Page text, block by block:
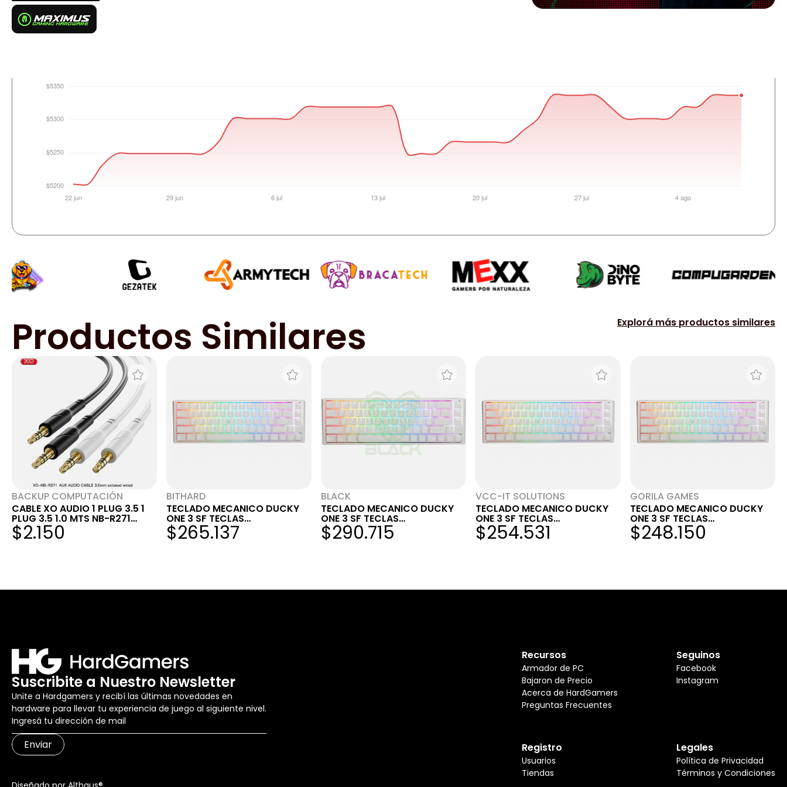
Productos Similares Explorá más productos similares
BACKUP COMPUTACIÓN
CABLE XO AUDIO 1 PLUG 3.5 1
PLUG 3.5 1.0 MTS NB-R271
NEGRO
$2.150
BITHARD
TECLADO MECANICO DUCKY
ONE 3 SF TECLAS
BLANCASINTERRUPTOR NEGRO
INGLES PBT DOBLE DISPARO SIN
$265.137
BLACK
TECLADO MECANICO DUCKY
ONE 3 SF TECLAS
BLANCASINTERRUPTOR NEGRO
INGLES PBT DOBLE DISPARO SIN
$290.715
VCC-IT SOLUTIONS
TECLADO MECANICO DUCKY
ONE 3 SF TECLAS
BLANCASINTERRUPTOR NEGRO
INGLES PBT DOBLE DISPARO SIN
$254.531
GORILA GAMES
TECLADO MECANICO DUCKY
ONE 3 SF TECLAS
BLANCASINTERRUPTOR NEGRO
INGLES PBT DOBLE DISPARO SIN
$248.150
Suscribite a Nuestro Newsletter
Unite a Hardgamers y recibí las últimas novedades en
hardware para llevar tu experiencia de juego al siguiente nivel.
Enviar
Recursos
Armador de PC
Bajaron de Precio
Acerca de HardGamers
Preguntas Frecuentes
Seguinos
Facebook
Instagram
Registro
Usuarios
Tiendas
Legales
Política de Privacidad
Términos y Condiciones